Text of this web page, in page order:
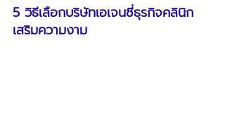
5 วิธีเลือกบริษัทเอเจนซี่ธุรกิจคลินิก
เสริมความงาม